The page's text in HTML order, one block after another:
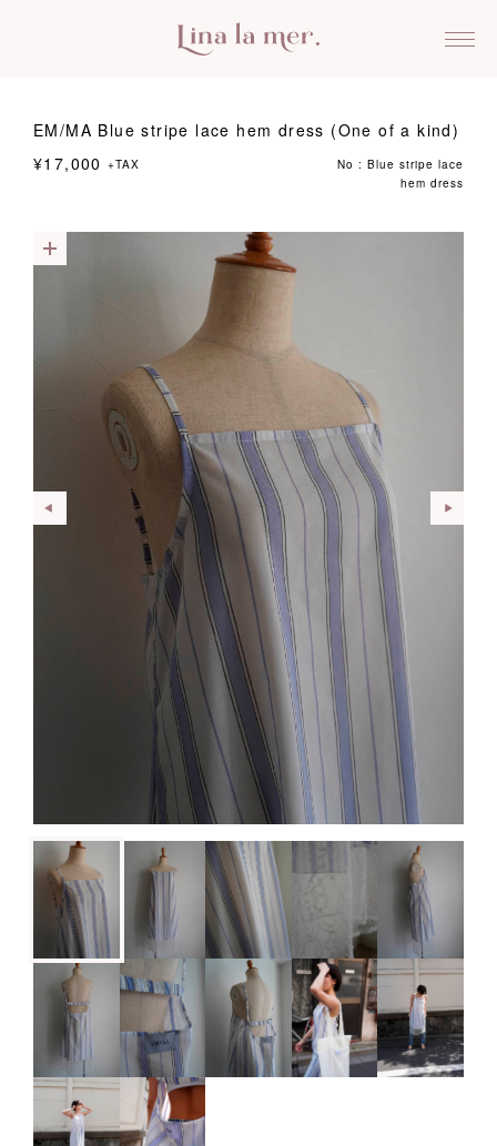
EM/MA Blue stripe lace hem dress (One of a kind)
¥17,000 +TAX
No : Blue stripe lace
hem dress